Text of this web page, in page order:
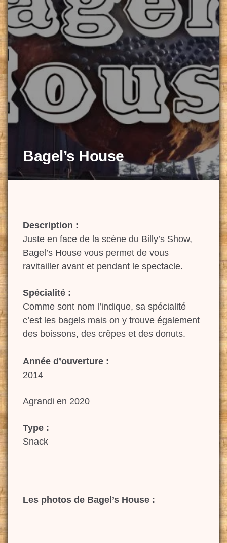
Bagel’s House
Description :
Juste en face de la scène du Billy’s Show,
Bagel’s House vous permet de vous
ravitailler avant et pendant le spectacle.
Spécialité :
Comme sont nom l’indique, sa spécialité
c’est les bagels mais on y trouve également
des boissons, des crêpes et des donuts.
Année d’ouverture :
2014
Agrandi en 2020
Type :
Snack
Les photos de Bagel’s House :